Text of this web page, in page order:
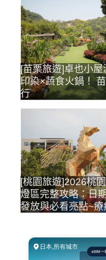
[苗栗旅遊]卓也小
印染×蔬食火鍋！
行
[桃園旅遊]2026桃
燈區完整攻略：日
發放與必看亮點~